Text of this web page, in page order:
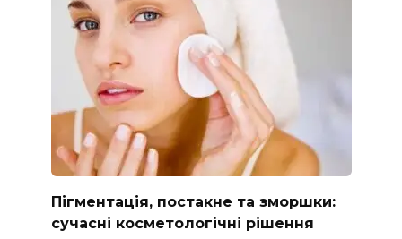
Пігментація, постакне та зморшки:
сучасні косметологічні рішення